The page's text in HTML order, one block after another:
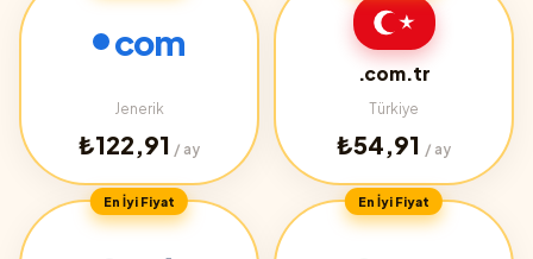
com
Jenerik
₺122,91 / ay
.com.tr
Türkiye
₺54,91 / ay
En İyi Fiyat En İyi Fiyat